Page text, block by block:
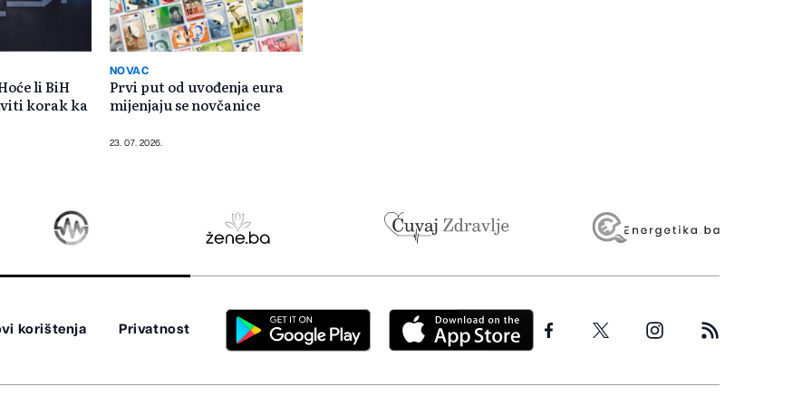
li BiH
korak ka
NOVAC
Prvi put od uvođenja eura
mijenjaju se novčanice
23. 07. 2026.
korištenja Privatnost